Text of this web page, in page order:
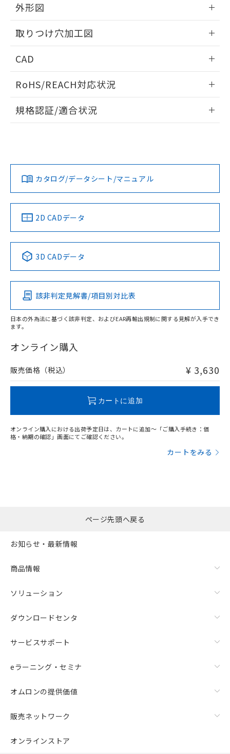
外形図
取りつけ穴加工図
CAD
ドすることができます。
ログイン/会員登録
ダウンロードデータをご利用いただく前に、以下を必ずお読
みください。
ソフトウェアの使用条件
RoHS/REACH対応状況
EU RoHS 注意事項・凡例
対応済み
中国 RoHS 注意事項・凡例
Pb Hg Cd Cr(VI)
O
在庫等で未対応品が混在する可能性があります。
問い合わせください。
規格認証/適合状況
カタログ/データシート/マニュアル
2D CADデータ
3D CADデータ
該非判定見解書/項目別対比表
日本の外為法に基づく該非判定、およびEAR再輸出規制に関する見解が入手でき
ます。
オンライン購入
販売価格（税込） ¥ 3,630
カートに追加
オンライン購入における出荷予定日は、カートに追加～「ご購入手続き：価
格・納期の確認」画面にてご確認ください。
カートをみる
していることから、特段のことがない限
り、2022年1月12日より割愛しておりま
す。
ページ先頭へ戻る
お知らせ・最新情報
商品情報
ソリューション
ダウンロードセンタ
サービスサポート
eラーニング・セミナ
オムロンの提供価値
販売ネットワーク
オンラインストア